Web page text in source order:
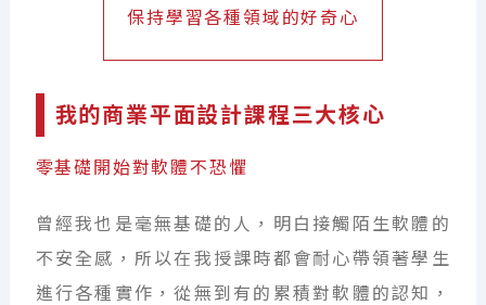
保持學習各種領域的好奇心
我的商業平面設計課程三大核心
零基礎開始對軟體不恐懼
曾經我也是毫無基礎的人，明白接觸陌生軟體的
不安全感，所以在我授課時都會耐心帶領著學生
進行各種實作，從無到有的累積對軟體的認知，